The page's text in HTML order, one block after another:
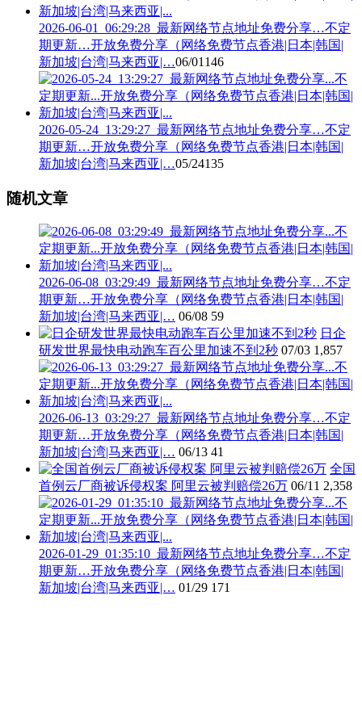
2026-06-01_06:29:28_最新网络节点地址免费分享…不定
期更新…开放免费分享（网络免费节点香港|日本|韩国|
新加坡|台湾|马来西亚|…06/01 146
2026-05-24_13:29:27_最新网络节点地址免费分享…不定
期更新…开放免费分享（网络免费节点香港|日本|韩国|
新加坡|台湾|马来西亚|…05/24135
随机文章
2026-06-08_03:29:49_最新网络节点地址免费分享…不定
期更新…开放免费分享（网络免费节点香港|日本|韩国|
新加坡|台湾|马来西亚|… 06/08 59
日企
研发世界最快电动跑车百公里加速不到2秒 07/03 1,857
2026-06-13_03:29:27_最新网络节点地址免费分享…不定
期更新…开放免费分享（网络免费节点香港|日本|韩国|
新加坡|台湾|马来西亚|… 06/13 41
全国
首例云厂商被诉侵权案 阿里云被判赔偿26万 06/11 2,358
2026-01-29_01:35:10_最新网络节点地址免费分享…不定
期更新…开放免费分享（网络免费节点香港|日本|韩国|
新加坡|台湾|马来西亚|… 01/29 171